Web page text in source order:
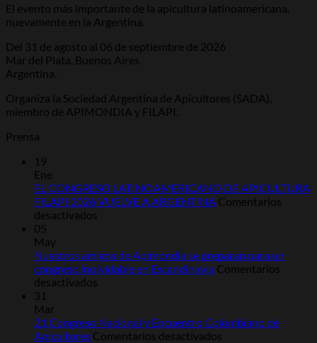
El evento más importante de la apicultura latinoamericana,
nuevamente en la Argentina.
Del 31 de agosto al 06 de septiembre de 2026
Mar del Plata, Buenos Aires
Argentina.
Organiza la Sociedad Argentina de Apicultores (SADA),
miembro de APIMONDIA y FILAPI.
Prensa
19
Ene
EL CONGRESO LATINOAMERICANO DE APICULTURA
FILAPI 2026 VUELVE A ARGENTINA Comentarios
desactivados
LATINOAMERICANO
DE
VUELVE
A
05
May
Nuestros amigos de Apimondia se preparan para un
congreso inolvidable en Escandinavia Comentarios
desactivados
de
Apimondia
31
Mar
21 Congreso Nacional y Encuentro Colombiano de
Apicultores Comentarios desactivados